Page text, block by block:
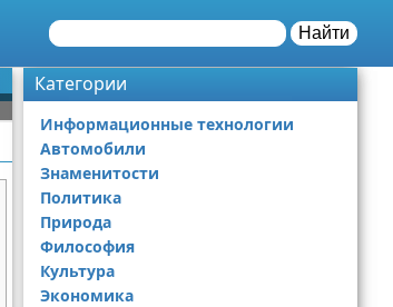
Найти
Категории
Информационные технологии
Автомобили
Знаменитости
Политика
Природа
Философия
Культура
Экономика